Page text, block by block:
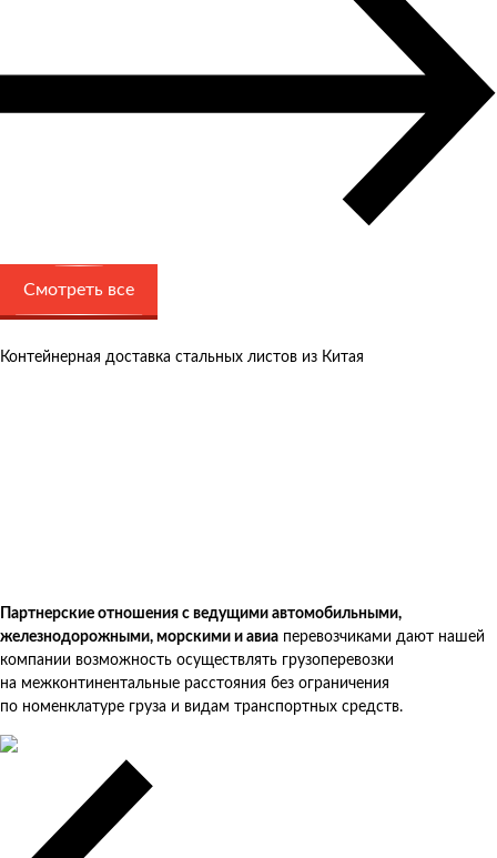
Смотреть все
Контейнерная доставка стальных листов из Китая
Партнерские отношения с ведущими автомобильными,
железнодорожными, морскими и авиа перевозчиками дают нашей
компании возможность осуществлять грузоперевозки
на межконтинентальные расстояния без ограничения
по номенклатуре груза и видам транспортных средств.